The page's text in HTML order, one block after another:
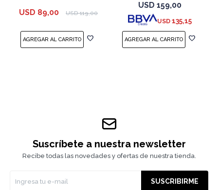
USD 89,00 USD 119,00
USD 159,00
USD 135,15
Suscríbete a nuestra newsletter
Recibe todas las novedades y ofertas de nuestra tienda.
SUSCRIBIRME